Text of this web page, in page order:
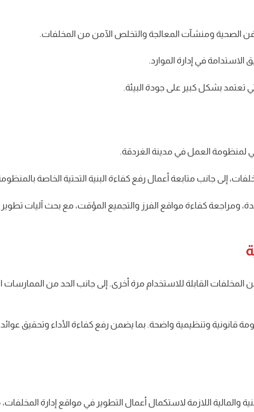
الصحية ومنشآت المعالجة والتخلص الآمن من المخلفات.
في إدارة الموارد.
تعتمد بشكل كبير على جودة البيئة.
لمنظومة العمل في مدينة الغردقة.
إلى جانب متابعة أعمال رفع كفاءة البنية التحتية الخاصة
ومراجعة كفاءة مواقع الفرز والتجميع المؤقت، مع بحث آليات تطوير
المخلفات القابلة للاستخدام مرة أخرى. إلى جانب الحد من
قانونية وتنظيمية واضحة. بما يضمن رفع كفاءة الأداء وتحقيق
والمالية اللازمة لاستكمال أعمال التطوير في مواقع إدارة